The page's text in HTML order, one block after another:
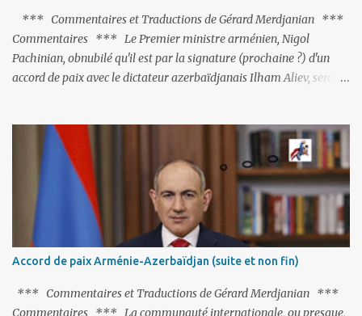
*** Commentaires et Traductions de Gérard Merdjanian ***
Commentaires *** Le Premier ministre arménien, Nigol
Pachinian, obnubilé qu'il est par la signature (prochaine ?) d'un
accord de paix avec le dictateur azerbaïdjanais Ilham Aliev, serait
C'est hélas fort peu probable ; l'Histoire ou la Littérature ne sont
pas ses points forts, pas plus d'ailleurs que les négociations avec le
tandem turco-azéri. Faisant fi de tout ce qui précède la chute de
l'URSS, il est exclusivement intéressé par ce qu'il nomme «
l'Arménie réelle ». Même les trois présidents qu'ils l'ont précédés ne
trouvent pas grâce à ses yeux, les traitant de tous les noms, avant
de les traîner en justice. Et comme les politiciens ne lui suffisent
pas, il s'attaque aux dignitaires de l'Église arménienne, les...
Accord de paix Arménie-Azerbaïdjan (suite et non fin)
*** Commentaires et Traductions de Gérard Merdjanian ***
Commentaires *** La communauté internationale, ou presque,